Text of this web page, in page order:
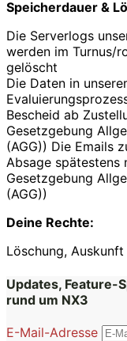
Speicherdauer &
Die Serverlogs
werden im Turnus/
gelöscht
Die Daten in
Bescheid ab
Gesetzgebung
(AGG)) Die Emails
Absage spätestens
Gesetzgebung
(AGG))
Deine Rechte:
Löschung,
Updates, Feature-
rund um NX3
E-Mail-Adresse